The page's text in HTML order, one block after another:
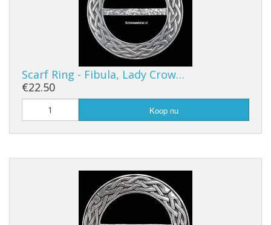
Scarf Ring - Fibula, Lady Crow…
€22.50
Koop nu